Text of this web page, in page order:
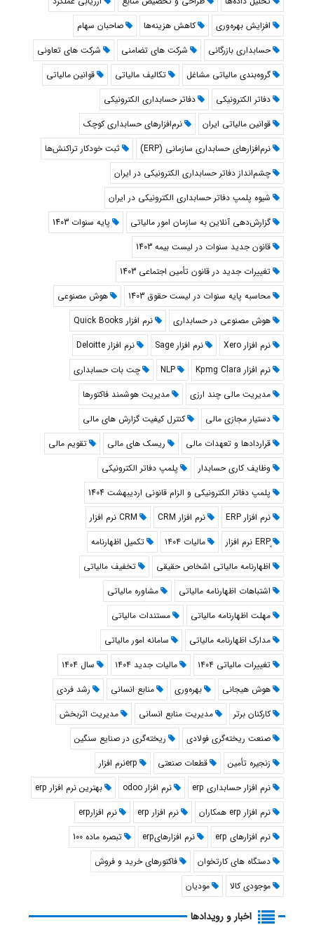
افزایش بهره‌وری
کاهش هزینه‌ها
صاحبان سهام
حسابداری بازرگانی
شرکت های تضامنی
شرکت های تعاونی
گروه‌بندی مالیاتی مشاغل
تکالیف مالیاتی
قوانین مالیاتی
دفاتر الکترونیکی
دفاتر حسابداری الکترونیکی
قوانین مالیاتی ایران
نرم‌افزارهای حسابداری کوچک
نرم‌افزارهای حسابداری سازمانی (ERP)
ثبت خودکار تراکنش‌ها
چشم‌انداز دفاتر حسابداری الکترونیکی در ایران
شیوه پلمپ دفاتر حسابداری الکترونیکی در ایران
گزارش‌دهی آنلاین به سازمان امور مالیاتی
پایه سنوات 1403
قانون جدید سنوات در لیست بیمه 1403
تغییرات جدید در قانون تأمین اجتماعی 1403
محاسبه پایه سنوات در لیست حقوق 1403
هوش مصنوعی
هوش مصنوعی در حسابداری
نرم افزار Quick Books
نرم افزار Xero
نرم افزار Sage
نرم افزار Deloitte
نرم افزار Kpmg Clara
NLP
چت بات حسابداری
مدیریت مالی چند ارزی
مدیریت هوشمند فاکتورها
دستیار مجازی مالی
کنترل کیفیت گزارش های مالی
قراردادها و تعهدات مالی
ریسک های مالی
تقویم مالی
وظایف کاری حسابدار
پلمپ دفاتر الکترونیکی
پلمپ دفاتر الکترونیکی و الزام قانونی اردیبهشت 1404
نرم افزار ERP
نرم افزار CRM
CRM نرم افزار
ٍERP نرم افزار
مالیات ۱۴۰۴
تکمیل اظهارنامه
اظهارنامه مالیاتی اشخاص حقیقی
تخفیف مالیاتی
اشتباهات اظهارنامه مالیاتی
مشاوره مالیاتی
مهلت اظهارنامه مالیاتی
مستندات مالیاتی
مدارک اظهارنامه مالیاتی
سامانه امور مالیاتی
تغییرات مالیاتی ۱۴۰۴
مالیات جدید ۱۴۰۴
سال ۱۴۰۴
هوش هیجانی
بهره‌وری منابع انسانی
رشد فردی
کارکنان برتر
مدیریت منابع انسانی
مدیریت اثربخش
صنعت ریخته‌گری فولادی
ریخته‌گری در صنایع سنگین
زنجیره تأمین
قطعات صنعتی
erpنرم افزار
نرم افزار حسابداری erp
نرم افزار odoo
بهترین نرم افزار erp
نرم افزار erp همکاران
نرم افزار erp
نرم افزارerp
نرم افزارهای erp
نرم افزارهایerp
تبصره ماده 100
دستگاه های كارتخوان
فاكتورهای خريد و فروش
موجودی كالا
موديان
اخبار و رویدادها